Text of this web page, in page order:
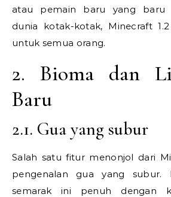
atau pemain baru yang baru
dunia kotak-kotak, Minecraft
untuk semua orang.
2. Bioma dan
Baru
2.1. Gua yang subur
Salah satu fitur menonjol dari
pengenalan gua yang subur.
semarak ini penuh dengan